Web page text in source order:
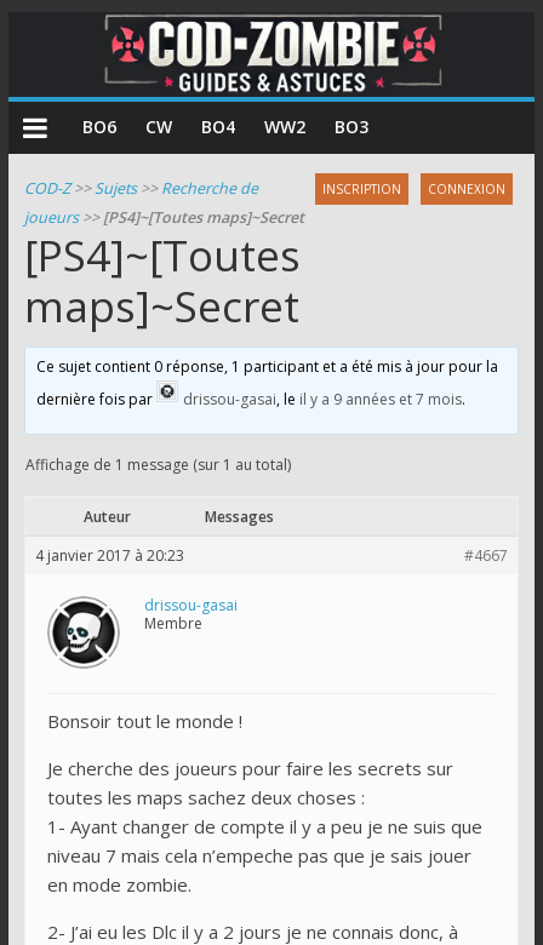
COD
Zombie
Guides
pour
le
mode
zombie
de
Call
BO6 CW BO4 WW2 BO3
INSCRIPTION CONNEXION
COD-Z>>Sujets>>Recherche de
joueurs>>[PS4]~[Toutes maps]~Secret
[PS4]~[Toutes
maps]~Secret
Ce sujet contient 0 réponse, 1 participant et a été mis à jour pour la
dernière fois par
drissou-gasai , le il y a 9 années et 7 mois.
Affichage de 1 message (sur 1 au total)
Auteur
Messages
4 janvier 2017 à 20:23
#4667
drissou-gasai
Membre
Bonsoir tout le monde !
Je cherche des joueurs pour faire les secrets sur
toutes les maps sachez deux choses :
1- Ayant changer de compte il y a peu je ne suis que
niveau 7 mais cela n’empeche pas que je sais jouer
en mode zombie.
2- J’ai eu les Dlc il y a 2 jours je ne connais donc, à